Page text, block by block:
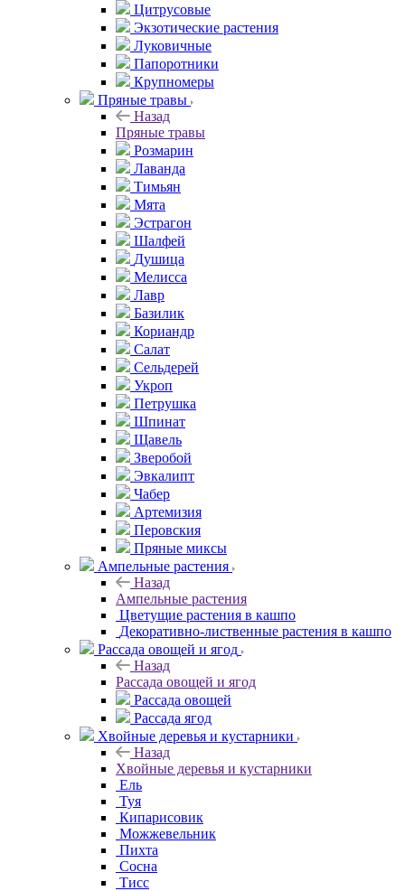
Цитрусовые
Экзотические растения
Луковичные
Папоротники
Крупномеры
Пряные травы
Назад
Пряные травы
Розмарин
Лаванда
Тимьян
Мята
Эстрагон
Шалфей
Душица
Мелисса
Лавр
Базилик
Кориандр
Салат
Сельдерей
Укроп
Петрушка
Шпинат
Щавель
Зверобой
Эвкалипт
Чабер
Артемизия
Перовския
Пряные миксы
Ампельные растения
Назад
Ампельные растения
Цветущие растения в кашпо
Декоративно-лиственные растения в кашпо
Рассада овощей и ягод
Назад
Рассада овощей и ягод
Рассада овощей
Рассада ягод
Хвойные деревья и кустарники
Назад
Хвойные деревья и кустарники
Ель
Туя
Кипарисовик
Можжевельник
Пихта
Сосна
Тисc